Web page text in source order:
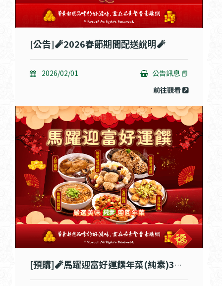
[公告]🧨2026春節期間配送說明🧨
2026/02/01
公告訊息 📕
前往觀看
[預購]🧨馬躍迎富好運饌年菜(純素)3件組/6件組🧨